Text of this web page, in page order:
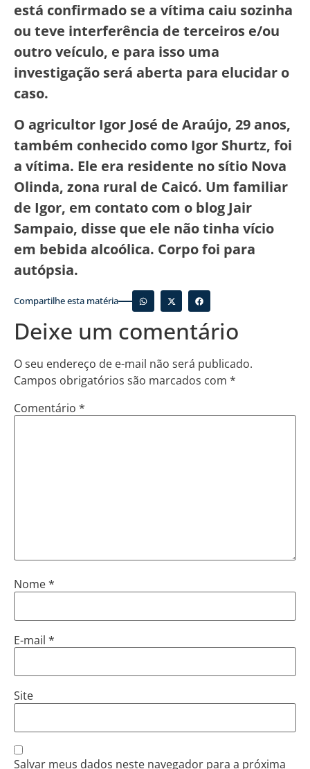
está confirmado se a vítima caiu sozinha
ou teve interferência de terceiros e/ou
outro veículo, e para isso uma
investigação será aberta para elucidar o
caso.
O agricultor Igor José de Araújo, 29 anos,
também conhecido como Igor Shurtz, foi
a vítima. Ele era residente no sítio Nova
Olinda, zona rural de Caicó. Um familiar
de Igor, em contato com o blog Jair
Sampaio, disse que ele não tinha vício
em bebida alcoólica. Corpo foi para
autópsia.
Compartilhe esta matéria
Deixe um comentário
O seu endereço de e-mail não será publicado.
Campos obrigatórios são marcados com *
Comentário *
Nome*
E-mail *
Site
Salvar meus dados neste navegador para a próxima